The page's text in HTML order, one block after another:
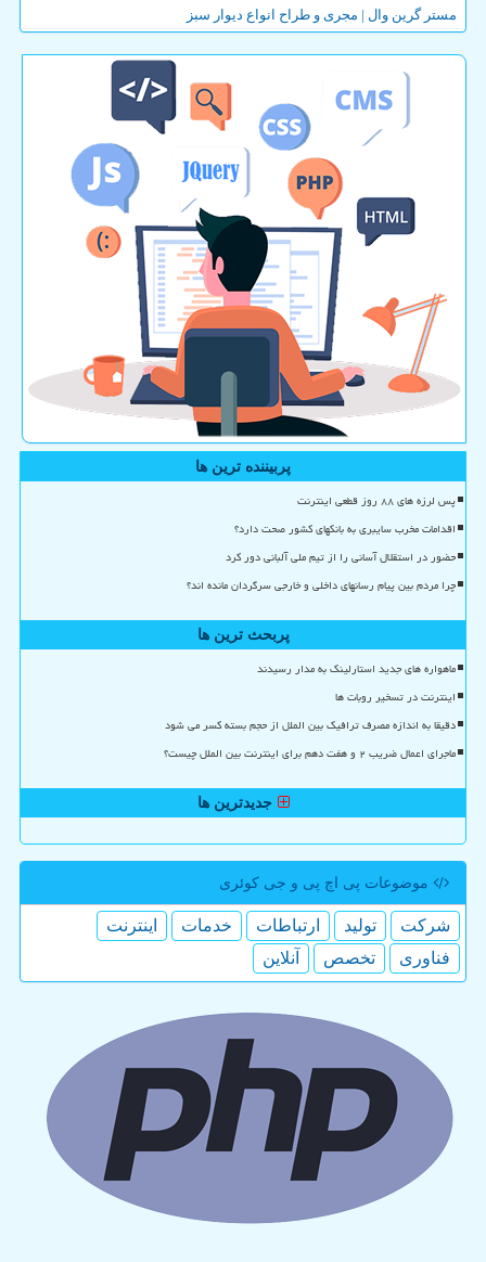
مستر گرین وال | مجری و طراح انواع دیوار سبز
پربیننده ترین ها
پس لرزه های ۸۸ روز قطعی اینترنت
اقدامات مخرب سایبری به بانکهای کشور صحت دارد؟
حضور در استقلال آسانی را از تیم ملی آلبانی دور کرد
چرا مردم بین پیام رسانهای داخلی و خارجی سرگردان مانده اند؟
پربحث ترین ها
ماهواره های جدید استارلینک به مدار رسیدند
اینترنت در تسخیر روبات ها
دقیقا به اندازه مصرف ترافیک بین الملل از حجم بسته کسر می شود
ماجرای اعمال ضریب ۲ و هفت دهم برای اینترنت بین الملل چیست؟
جدیدترین ها
موضوعات پی اچ پی و جی كوئری
شركت تولید ارتباطات خدمات
اینترنت
فناوری
تخصص آنلاین